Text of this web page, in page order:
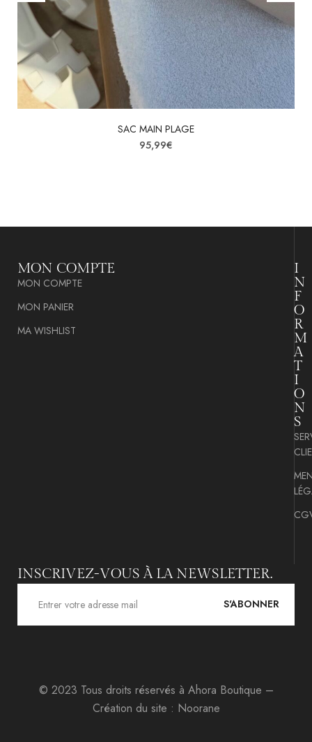
SAC MAIN PLAGE
95,99€
MON COMPTE
MON COMPTE
MON PANIER
MA WISHLIST
I
N
F
O
R
M
A
T
I
O
N
S
INSCRIVEZ-VOUS À LA NEWSLETTER.
S'ABONNER
© 2023 Tous droits réservés à Ahora Boutique –
Création du site : Noorane